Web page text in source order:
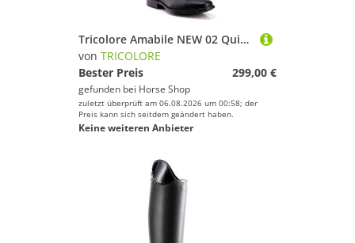
Tricolore Amabile NEW 02 Quick Reitstiefel by DeNiro
von TRICOLORE
Bester Preis
299,00 €
gefunden bei Horse Shop
zuletzt überprüft am 06.08.2026 um 00:58; der
Preis kann sich seitdem geändert haben.
Keine weiteren Anbieter